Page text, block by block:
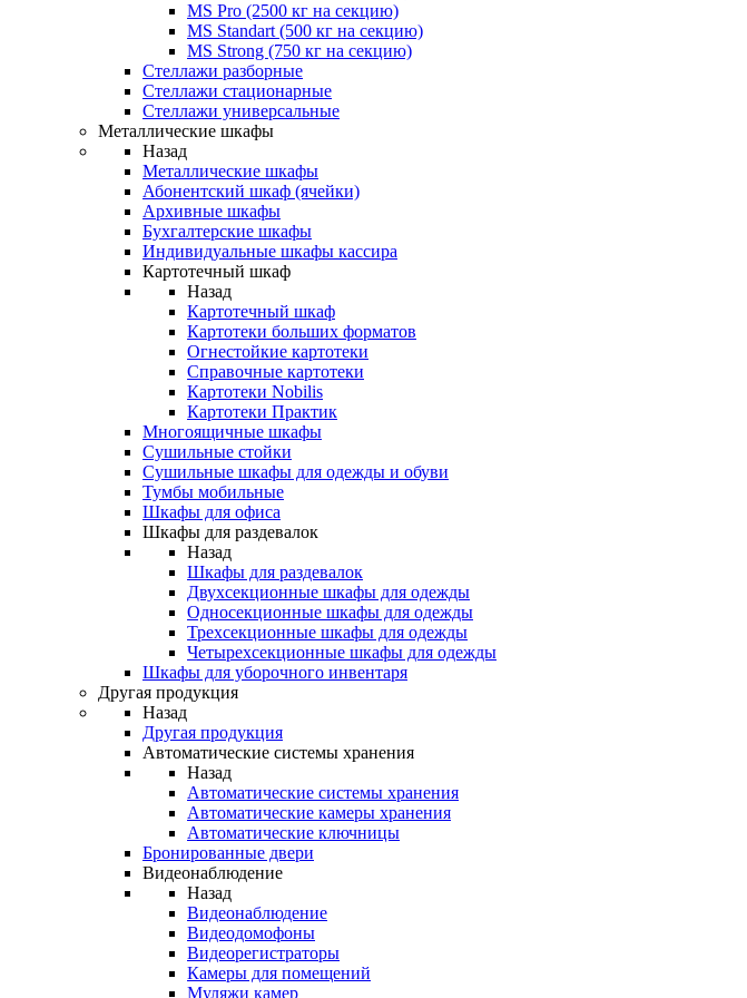
MS Pro (2500 кг на секцию)
MS Standart (500 кг на секцию)
MS Strong (750 кг на секцию)
Стеллажи разборные
Стеллажи стационарные
Стеллажи универсальные
Металлические шкафы
Назад
Металлические шкафы
Абонентский шкаф (ячейки)
Архивные шкафы
Бухгалтерские шкафы
Индивидуальные шкафы кассира
Картотечный шкаф
Назад
Картотечный шкаф
Картотеки больших форматов
Огнестойкие картотеки
Справочные картотеки
Картотеки Nobilis
Картотеки Практик
Многоящичные шкафы
Сушильные стойки
Сушильные шкафы для одежды и обуви
Тумбы мобильные
Шкафы для офиса
Шкафы для раздевалок
Назад
Шкафы для раздевалок
Двухсекционные шкафы для одежды
Односекционные шкафы для одежды
Трехсекционные шкафы для одежды
Четырехсекционные шкафы для одежды
Шкафы для уборочного инвентаря
Другая продукция
Назад
Другая продукция
Автоматические системы хранения
Назад
Автоматические системы хранения
Автоматические камеры хранения
Автоматические ключницы
Бронированные двери
Видеонаблюдение
Назад
Видеонаблюдение
Видеодомофоны
Видеорегистраторы
Камеры для помещений
Муляжи камер